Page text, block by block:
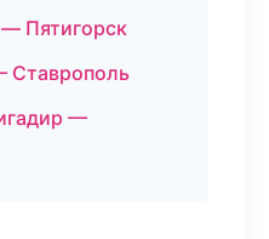
Пятигорск
Ставрополь
—